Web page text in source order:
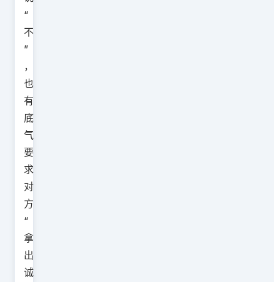
“
不
”
，
也
有
底
气
要
求
对
方
“
拿
出
诚